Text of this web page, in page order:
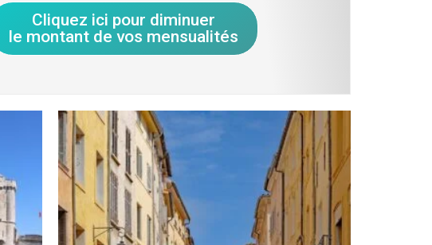
Cliquez ici pour diminuer
le montant de vos mensualités